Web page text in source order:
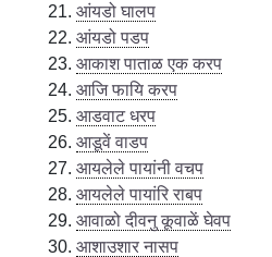
आंयडो घालप
आंयडो पडप
आकाश पाताळ एक करप
आजि फायि करप
आडवाट धरप
आडूवें वाडप
आयलेले पायांनी वचप
आयलेले पायांरि राबप
आवाळो दीवनु कूवाळें घेवप
आशाउशार नासप